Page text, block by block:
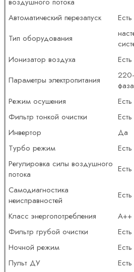
Автоматический перезапуск
Есть
Тип оборудования
Ионизатор воздуха
Есть
Параметры электропитания
Режим осушения
Есть
Фильтр тонкой очистки
Есть
Инвертор
Да
Турбо режим
Есть
Регулировка силы воздушного
потока
Есть
Самодиагностика
неисправностей
Есть
Класс энергопотребления
A++
Фильтр грубой очистки
Есть
Ночной режим
Есть
Пульт ДУ
Есть